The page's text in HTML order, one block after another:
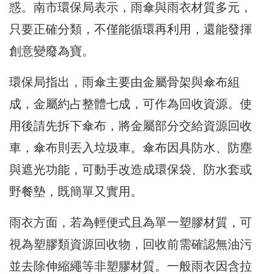
惑。南市環保局表示，雨傘與雨衣材質多元，
只要正確分類，不僅能循環再利用，還能發揮
創意變廢為寶。
環保局指出，雨傘主要由金屬骨架與傘布組
成，金屬約占整體七成，可作為回收資源。使
用後請先拆下傘布，將金屬部分交給資源回收
車，傘布則丟入垃圾車。傘布因具防水、防塵
與遮光功能，可動手改造成環保袋、防水套或
野餐墊，既簡單又實用。
雨衣方面，若為輕便式且為單一塑膠材質，可
視為塑膠類資源回收物，回收前需確認無油污
並去除伸縮繩等非塑膠材質。一般雨衣因含拉